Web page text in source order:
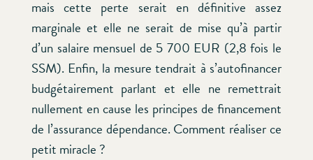
mais cette perte serait en définitive assez
marginale et elle ne serait de mise qu’à partir
d’un salaire mensuel de 5 700 EUR (2,8 fois le
SSM). Enfin, la mesure tendrait à s’autofinancer
budgétairement parlant et elle ne remettrait
nullement en cause les principes de financement
de l’assurance dépendance. Comment réaliser ce
petit miracle ?